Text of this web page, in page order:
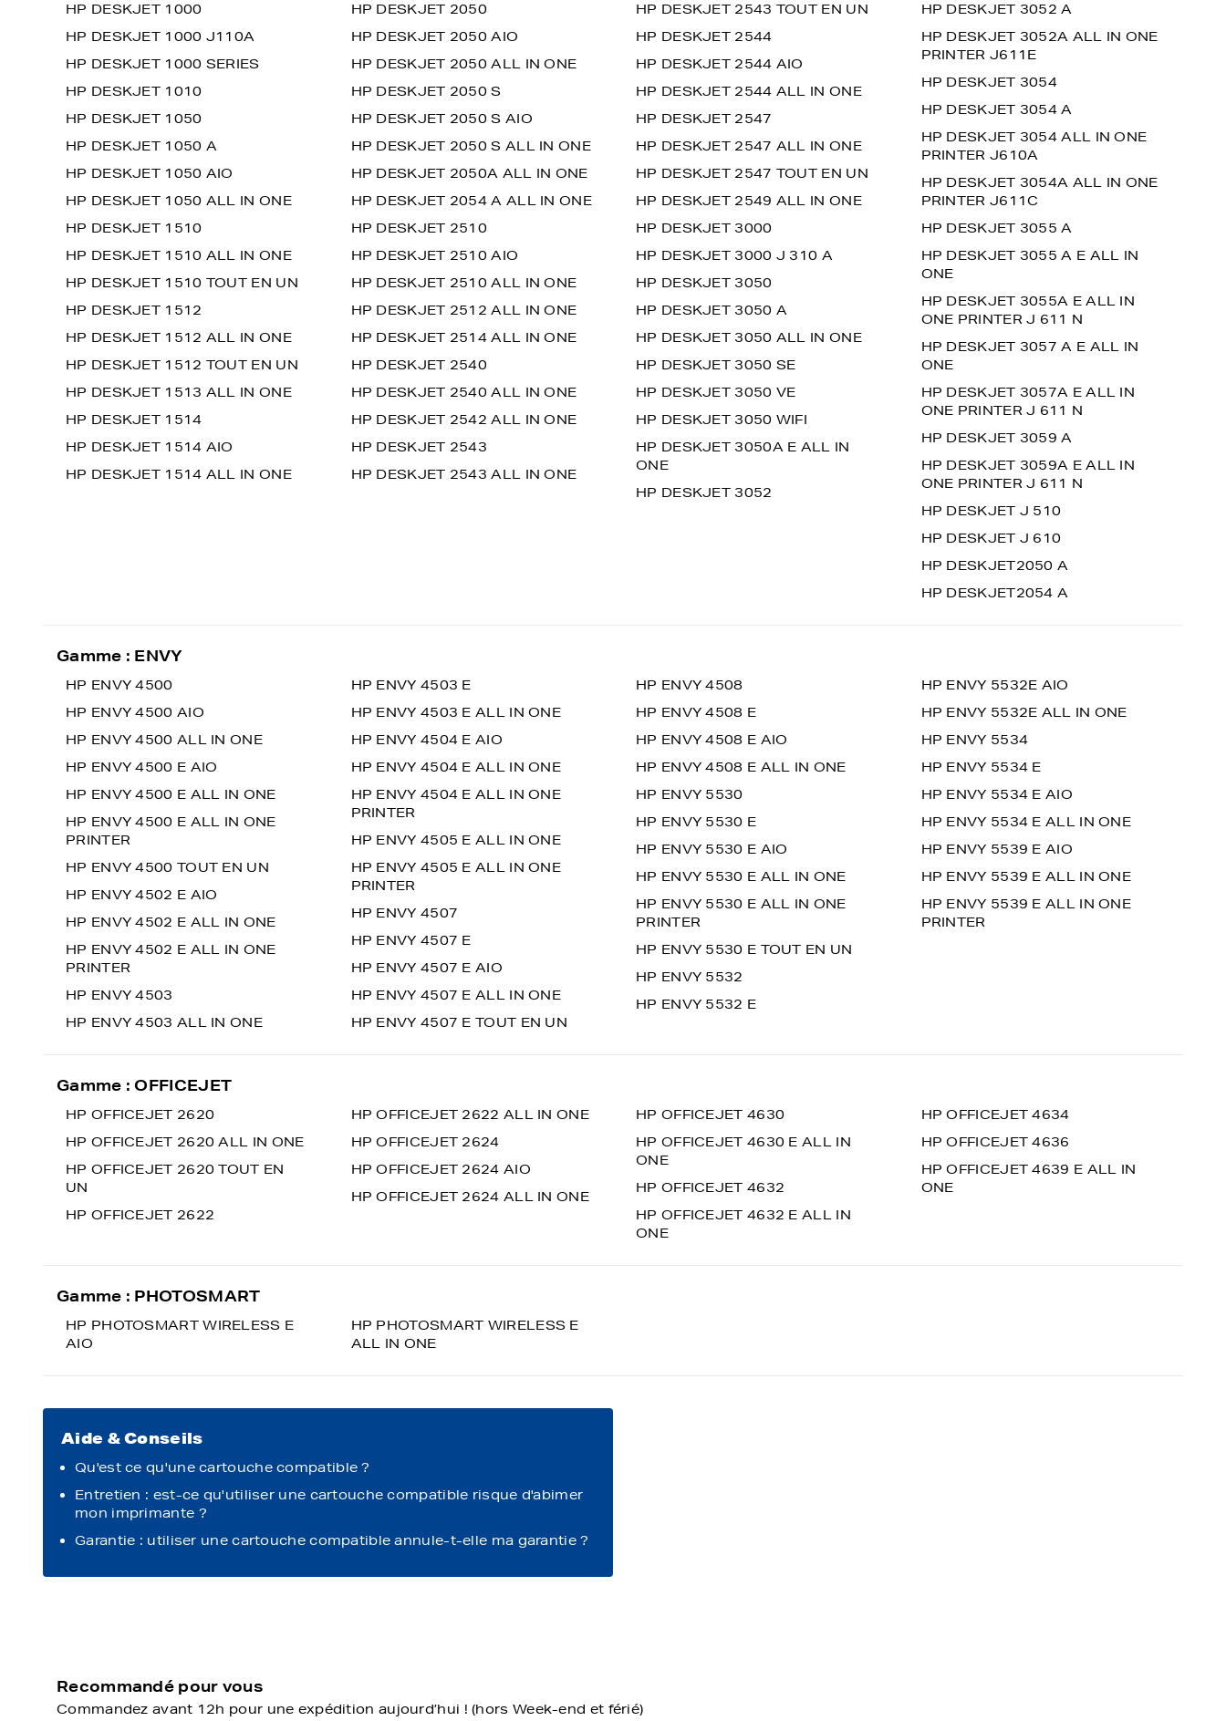
HP DESKJET 1000
HP DESKJET 1000 J110A
HP DESKJET 1000 SERIES
HP DESKJET 1010
HP DESKJET 1050
HP DESKJET 1050 A
HP DESKJET 1050 AIO
HP DESKJET 1050 ALL IN ONE
HP DESKJET 1510
HP DESKJET 1510 ALL IN ONE
HP DESKJET 1510 TOUT EN UN
HP DESKJET 1512
HP DESKJET 1512 ALL IN ONE
HP DESKJET 1512 TOUT EN UN
HP DESKJET 1513 ALL IN ONE
HP DESKJET 1514
HP DESKJET 1514 AIO
HP DESKJET 1514 ALL IN ONE
HP DESKJET 2050
HP DESKJET 2050 AIO
HP DESKJET 2050 ALL IN ONE
HP DESKJET 2050 S
HP DESKJET 2050 S AIO
HP DESKJET 2050 S ALL IN ONE
HP DESKJET 2050A ALL IN ONE
HP DESKJET 2054 A ALL IN ONE
HP DESKJET 2510
HP DESKJET 2510 AIO
HP DESKJET 2510 ALL IN ONE
HP DESKJET 2512 ALL IN ONE
HP DESKJET 2514 ALL IN ONE
HP DESKJET 2540
HP DESKJET 2540 ALL IN ONE
HP DESKJET 2542 ALL IN ONE
HP DESKJET 2543
HP DESKJET 2543 ALL IN ONE
HP DESKJET 2543 TOUT EN UN
HP DESKJET 2544
HP DESKJET 2544 AIO
HP DESKJET 2544 ALL IN ONE
HP DESKJET 2547
HP DESKJET 2547 ALL IN ONE
HP DESKJET 2547 TOUT EN UN
HP DESKJET 2549 ALL IN ONE
HP DESKJET 3000
HP DESKJET 3000 J 310 A
HP DESKJET 3050
HP DESKJET 3050 A
HP DESKJET 3050 ALL IN ONE
HP DESKJET 3050 SE
HP DESKJET 3050 VE
HP DESKJET 3050 WIFI
HP DESKJET 3050A E ALL IN
ONE
HP DESKJET 3052
HP DESKJET 3052 A
HP DESKJET 3052A ALL IN ONE
PRINTER J611E
HP DESKJET 3054
HP DESKJET 3054 A
HP DESKJET 3054 ALL IN ONE
PRINTER J610A
HP DESKJET 3054A ALL IN ONE
PRINTER J611C
HP DESKJET 3055 A
HP DESKJET 3055 A E ALL IN
ONE
HP DESKJET 3055A E ALL IN
ONE PRINTER J 611 N
HP DESKJET 3057 A E ALL IN
ONE
HP DESKJET 3057A E ALL IN
ONE PRINTER J 611 N
HP DESKJET 3059 A
HP DESKJET 3059A E ALL IN
ONE PRINTER J 611 N
HP DESKJET J 510
HP DESKJET J 610
HP DESKJET2050 A
HP DESKJET2054 A
Gamme : ENVY
HP ENVY 4500
HP ENVY 4500 AIO
HP ENVY 4500 ALL IN ONE
HP ENVY 4500 E AIO
HP ENVY 4500 E ALL IN ONE
HP ENVY 4500 E ALL IN ONE
PRINTER
HP ENVY 4500 TOUT EN UN
HP ENVY 4502 E AIO
HP ENVY 4502 E ALL IN ONE
HP ENVY 4502 E ALL IN ONE
PRINTER
HP ENVY 4503
HP ENVY 4503 ALL IN ONE
HP ENVY 4503 E
HP ENVY 4503 E ALL IN ONE
HP ENVY 4504 E AIO
HP ENVY 4504 E ALL IN ONE
HP ENVY 4504 E ALL IN ONE
PRINTER
HP ENVY 4505 E ALL IN ONE
HP ENVY 4505 E ALL IN ONE
PRINTER
HP ENVY 4507
HP ENVY 4507 E
HP ENVY 4507 E AIO
HP ENVY 4507 E ALL IN ONE
HP ENVY 4507 E TOUT EN UN
HP ENVY 4508
HP ENVY 4508 E
HP ENVY 4508 E AIO
HP ENVY 4508 E ALL IN ONE
HP ENVY 5530
HP ENVY 5530 E
HP ENVY 5530 E AIO
HP ENVY 5530 E ALL IN ONE
HP ENVY 5530 E ALL IN ONE
PRINTER
HP ENVY 5530 E TOUT EN UN
HP ENVY 5532
HP ENVY 5532 E
HP ENVY 5532E AIO
HP ENVY 5532E ALL IN ONE
HP ENVY 5534
HP ENVY 5534 E
HP ENVY 5534 E AIO
HP ENVY 5534 E ALL IN ONE
HP ENVY 5539 E AIO
HP ENVY 5539 E ALL IN ONE
HP ENVY 5539 E ALL IN ONE
PRINTER
Gamme : OFFICEJET
HP OFFICEJET 2620
HP OFFICEJET 2620 ALL IN ONE
HP OFFICEJET 2620 TOUT EN
UN
HP OFFICEJET 2622
HP OFFICEJET 2622 ALL IN ONE
HP OFFICEJET 2624
HP OFFICEJET 2624 AIO
HP OFFICEJET 2624 ALL IN ONE
HP OFFICEJET 4630
HP OFFICEJET 4630 E ALL IN
ONE
HP OFFICEJET 4632
HP OFFICEJET 4632 E ALL IN
ONE
HP OFFICEJET 4634
HP OFFICEJET 4636
HP OFFICEJET 4639 E ALL IN
ONE
Gamme : PHOTOSMART
HP PHOTOSMART WIRELESS E
AIO
HP PHOTOSMART WIRELESS E
ALL IN ONE
Aide & Conseils
Qu'est ce qu'une cartouche compatible ?
Entretien : est-ce qu'utiliser une cartouche compatible risque d'abimer
mon imprimante ?
Garantie : utiliser une cartouche compatible annule-t-elle ma garantie ?
Recommandé pour vous
Commandez avant 12h pour une expédition aujourd’hui ! (hors Week-end et férié)